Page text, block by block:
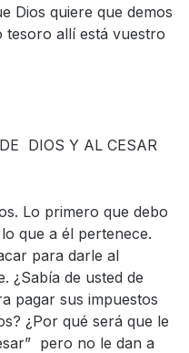
Dios quiere que demos
tesoro allí está vuestro
DIOS Y AL CESAR
Lo primero que debo
que a él pertenece.
para darle al
¿Sabía de usted de
pagar sus impuestos
¿Por qué será que le
pero no le dan a